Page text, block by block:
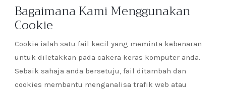
Bagaimana Kami Menggunakan
Cookie
Cookie ialah satu fail kecil yang meminta kebenaran
untuk diletakkan pada cakera keras komputer anda.
Sebaik sahaja anda bersetuju, fail ditambah dan
cookies membantu menganalisa trafik web atau